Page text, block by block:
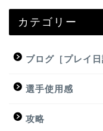
カテゴリー
ブログ［プレイ日
選手使用感
攻略